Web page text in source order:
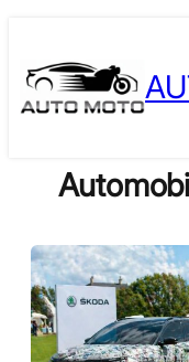
content